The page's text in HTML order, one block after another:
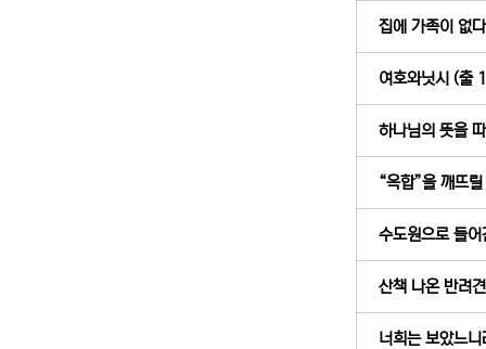
집에 가족이 없
여호와닛시 (출
하나님의 뜻을
“옥합”을 깨뜨
수도원으로 들
산책 나온 반려
너희는 보았느